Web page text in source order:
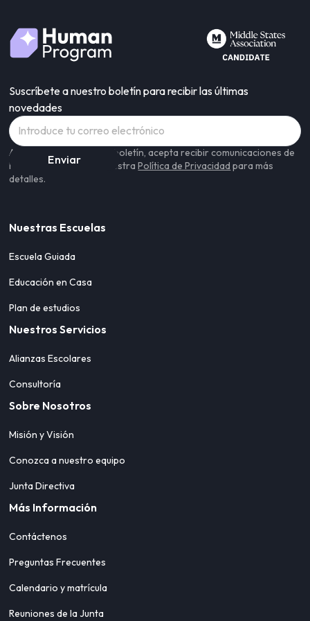
Suscríbete a nuestro boletín para recibir las últimas
novedades
Al suscribirse a nuestro boletín, acepta recibir comunicaciones de
Human Program. Lea nuestraPolítica de Privacidad para más
detalles.
Nuestras Escuelas
Escuela Guiada
Educación en Casa
Plan de estudios
Nuestros Servicios
Alianzas Escolares
Consultoría
Sobre Nosotros
Misión y Visión
Conozca a nuestro equipo
Junta Directiva
Más Información
Contáctenos
Preguntas Frecuentes
Calendario y matrícula
Reuniones de la Junta